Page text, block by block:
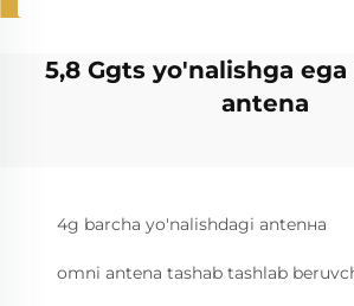
5,8 Ggts yo'nalishga
antena
4g barcha yo'nalishdagi antenна
omni antena tashab tashlab